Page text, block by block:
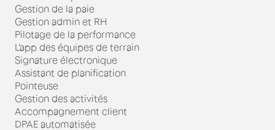
Gestion de la paie
Gestion admin et RH
Pilotage de la performance
L'app des équipes de terrain
Signature électronique
Assistant de planification
Pointeuse
Gestion des activités
Accompagnement client
DPAE automatisée